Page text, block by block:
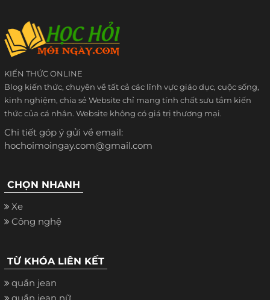
KIẾN THỨC ONLINE
Blog kiến thức, chuyên về tất cả các lĩnh vực giáo dục, cuộc sống,
kinh nghiệm, chia sẻ Website chỉ mang tính chất sưu tầm kiến
thức của cá nhân. Website không có giá trị thương mại.
Chi tiết góp ý gửi về email:
hochoimoingay.com@gmail.com
CHỌN NHANH
Xe
Công nghệ
TỪ KHÓA LIÊN KẾT
quần jean
quần jean nữ